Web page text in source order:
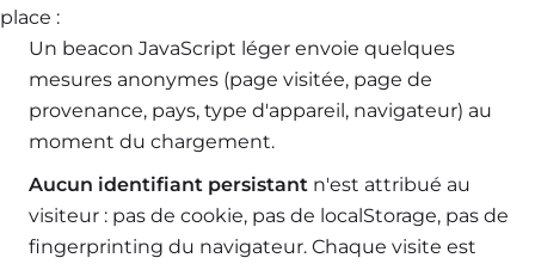
place :
Un beacon JavaScript léger envoie quelques
mesures anonymes (page visitée, page de
provenance, pays, type d'appareil, navigateur) au
moment du chargement.
Aucun identifiant persistant n'est attribué au
visiteur : pas de cookie, pas de localStorage, pas de
fingerprinting du navigateur. Chaque visite est